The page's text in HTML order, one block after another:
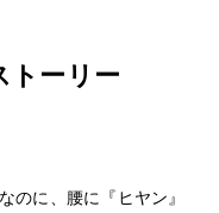
トーリー
のに、腰に『ヒヤン』